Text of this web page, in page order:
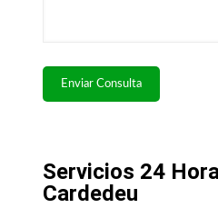
Servicios 24
Cardedeu